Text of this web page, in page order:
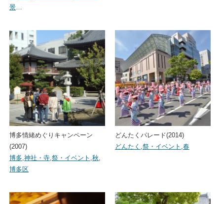
景…
博多情緒めぐりキャンペーン
(2007)
博多,神社・寺,祭・イベント ,秋,
博多区
どんたくパレード(2014)
どんたく ,祭・イベント ,春